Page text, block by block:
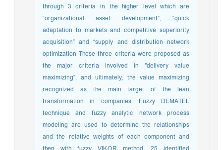
through 3 criteria in the higher level which are
“organizational asset development”, “quick
adaptation to markets and competitive superiority
acquisition” and “supply and distribution network
optimization These three criteria were proposed as
the major criteria involved in "delivery value
maximizing", and ultimately, the value maximizing
recognized as the main target of the lean
transformation in companies. Fuzzy DEMATEL
technique and fuzzy analytic network process
modeling are used to determine the relationships
and the relative weights of each component and